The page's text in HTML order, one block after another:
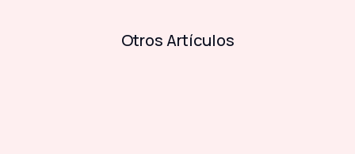
Otros Artículos